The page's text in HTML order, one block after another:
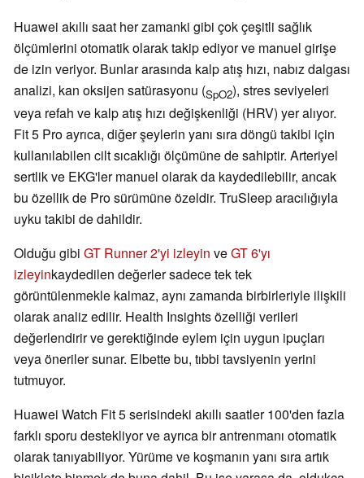
Huawei akıllı saat her zamanki gibi çok çeşitli sağlık
ölçümlerini otomatik olarak takip ediyor ve manuel girişe
de izin veriyor. Bunlar arasında kalp atış hızı, nabız dalgası
analizi, kan oksijen satürasyonu (SpO2), stres seviyeleri
veya refah ve kalp atış hızı değişkenliği (HRV) yer alıyor.
Fit 5 Pro ayrıca, diğer şeylerin yanı sıra döngü takibi için
kullanılabilen cilt sıcaklığı ölçümüne de sahiptir. Arteriyel
sertlik ve EKG'ler manuel olarak da kaydedilebilir, ancak
bu özellik de Pro sürümüne özeldir. TruSleep aracılığıyla
uyku takibi de dahildir.
Olduğu gibi GT Runner 2'yi izleyin veGT 6'yı
izleyinkaydedilen değerler sadece tek tek
görüntülenmekle kalmaz, aynı zamanda birbirleriyle ilişkili
olarak analiz edilir. Health Insights özelliği verileri
değerlendirir ve gerektiğinde eylem için uygun ipuçları
veya öneriler sunar. Elbette bu, tıbbi tavsiyenin yerini
tutmuyor.
Huawei Watch Fit 5 serisindeki akıllı saatler 100'den fazla
farklı sporu destekliyor ve ayrıca bir antrenmanı otomatik
olarak tanıyabiliyor. Yürüme ve koşmanın yanı sıra artık